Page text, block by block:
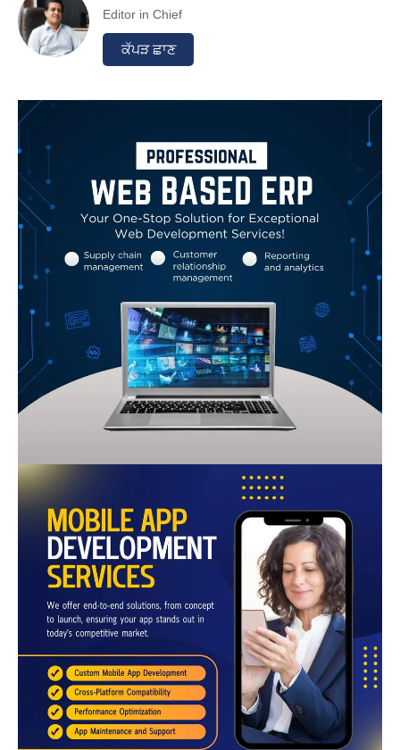
Editor in Chief
ਕੱਪੜ ਛਾਣ